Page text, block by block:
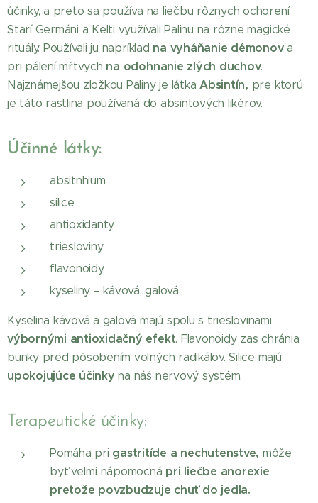
účinky, a preto sa používa na liečbu rôznych ochorení.
Starí Germáni a Kelti využívali Palinu na rôzne magické
rituály. Používali ju napríklad na vyháňanie démonova
pri pálení mŕtvych na odohnanie zlých duchov.
Najznámejšou zložkou Paliny je látkaAbsintín, pre ktorú
je táto rastlina používaná do absintových likérov.
Účinné látky:
absitnhium
silice
antioxidanty
triesloviny
flavonoidy
kyseliny – kávová, galová
Kyselina kávová a galová majú spolu s trieslovinami
výbornými antioxidačný efekt. Flavonoidy zas chránia
bunky pred pôsobením voľných radikálov. Silice majú
upokojujúce účinky na náš nervový systém.
Terapeutické účinky:
Pomáha pri gastritíde a nechutenstve, môže
byť veľmi nápomocná pri liečbe anorexie
pretože povzbudzuje chuť do jedla.